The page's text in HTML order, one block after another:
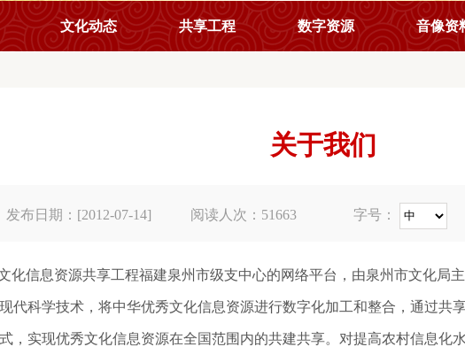
文化动态 共享工程 数字资源 音像资
关于我们
发布日期：[2012-07-14] 阅读人次： 51663 字号：
化信息资源共享工程福建泉州市级支中心的网络平台，由泉州市文化局
代科学技术，将中华优秀文化信息资源进行数字化加工和整合，通过共
，实现优秀文化信息资源在全国范围内的共建共享。对提高农村信息化